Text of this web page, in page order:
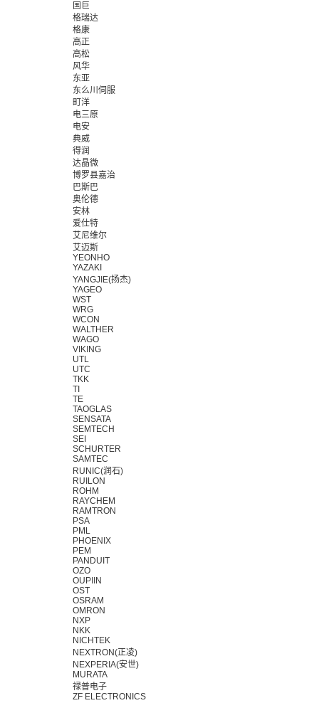
国巨
格瑞达
格康
高正
高松
风华
东亚
东么川伺服
町洋
电三原
电安
典威
得润
达晶微
博罗县嘉治
巴斯巴
奥伦德
安林
爱仕特
艾尼维尔
艾迈斯
YEONHO
YAZAKI
YANGJIE(扬杰)
YAGEO
WST
WRG
WCON
WALTHER
WAGO
VIKING
UTL
UTC
TKK
TI
TE
TAOGLAS
SENSATA
SEMTECH
SEI
SCHURTER
SAMTEC
RUNIC(润石)
RUILON
ROHM
RAYCHEM
RAMTRON
PSA
PML
PHOENIX
PEM
PANDUIT
OZO
OUPIIN
OST
OSRAM
OMRON
NXP
NKK
NICHTEK
NEXTRON(正凌)
NEXPERIA(安世)
MURATA
禄普电子
ZF ELECTRONICS